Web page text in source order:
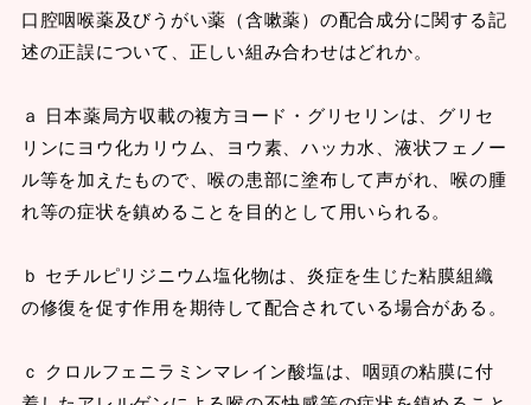
口腔咽喉薬及びうがい薬（含嗽薬）の配合成分に関する記
述の正誤について、正しい組み合わせはどれか。
ａ 日本薬局方収載の複方ヨード・グリセリンは、グリセ
リンにヨウ化カリウム、ヨウ素、ハッカ水、液状フェノー
ル等を加えたもので、喉の患部に塗布して声がれ、喉の腫
れ等の症状を鎮めることを目的として用いられる。
ｂ セチルピリジニウム塩化物は、炎症を生じた粘膜組織
の修復を促す作用を期待して配合されている場合がある。
ｃ クロルフェニラミンマレイン酸塩は、咽頭の粘膜に付